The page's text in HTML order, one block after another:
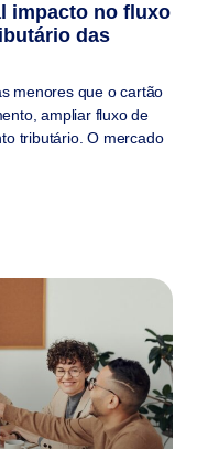
impacto no fluxo
das
menores que o cartão
ampliar fluxo de
tributário. O mercado